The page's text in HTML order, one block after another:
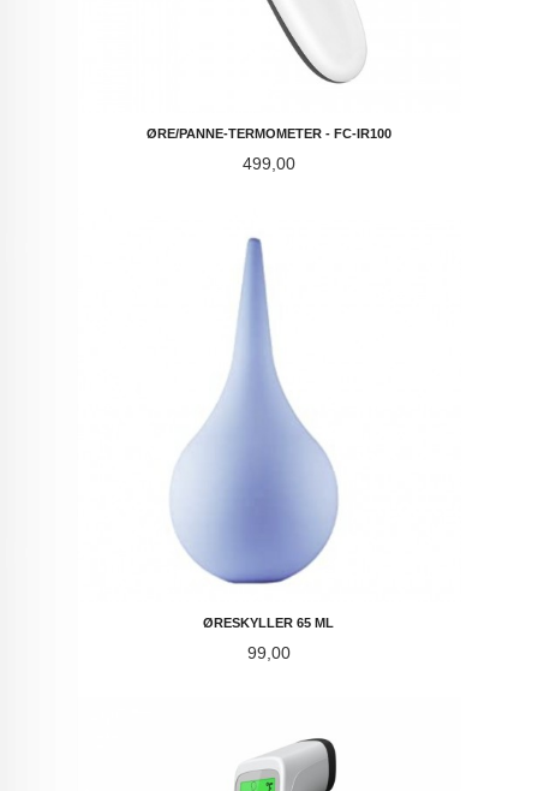
ØRE/PANNE-TERMOMETER - FC-IR100
Pris
499,00
ØRESKYLLER 65 ML
Pris
99,00